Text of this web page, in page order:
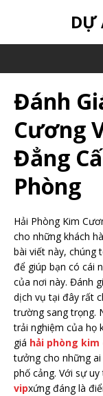
DỰ
Đánh
Cương
Đẳng
Phòng
Hải Phòng Kim
cho những khách
bài viết này, chúng
để giúp bạn có cái
của nơi này. Đánh
dịch vụ tại đây rất
trường sang trọng.
trải nghiệm của họ
giá hải phòng
tưởng cho những
phố cảng. Với sự
vipxứng đáng là